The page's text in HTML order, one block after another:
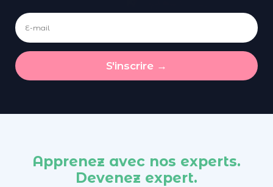
S'inscrire →
Apprenez avec nos experts.
Devenez expert.